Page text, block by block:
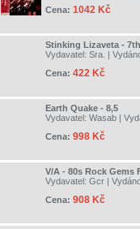
Cena: 1042 Kč
Stinking Lizaveta -
Vydavatel: Sra. |
Cena: 422 Kč
Earth Quake - 8,5
Vydavatel: Wasab |
Cena: 998 Kč
V/A - 80s Rock Gems
Vydavatel: Gcr |
Cena: 908 Kč